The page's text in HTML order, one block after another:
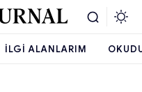
İLGI ALANLARIM